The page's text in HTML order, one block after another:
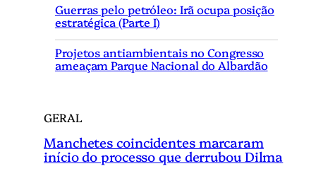
Guerras pelo petróleo: Irã ocupa posição
estratégica (Parte I)
Projetos antiambientais no Congresso
ameaçam Parque Nacional do Albardão
GERAL
Manchetes coincidentes marcaram
início do processo que derrubou Dilma